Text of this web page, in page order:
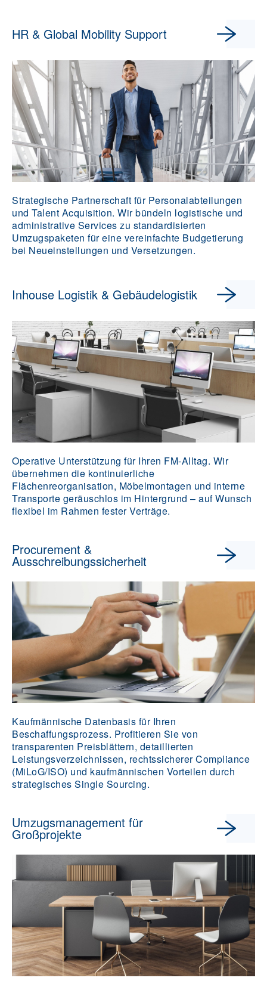
HR & Global Mobility Support
Strategische Partnerschaft für Personalabteilungen
und Talent Acquisition. Wir bündeln logistische und
administrative Services zu standardisierten
Umzugspaketen für eine vereinfachte Budgetierung
bei Neueinstellungen und Versetzungen.
Inhouse Logistik & Gebäudelogistik
Operative Unterstützung für Ihren FM-Alltag. Wir
übernehmen die kontinuierliche
Flächenreorganisation, Möbelmontagen und interne
Transporte geräuschlos im Hintergrund – auf Wunsch
flexibel im Rahmen fester Verträge.
Procurement &
Ausschreibungssicherheit
Kaufmännische Datenbasis für Ihren
Beschaffungsprozess. Profitieren Sie von
transparenten Preisblättern, detaillierten
Leistungsverzeichnissen, rechtssicherer Compliance
(MiLoG/ISO) und kaufmännischen Vorteilen durch
strategisches Single Sourcing.
Umzugsmanagement für
Großprojekte